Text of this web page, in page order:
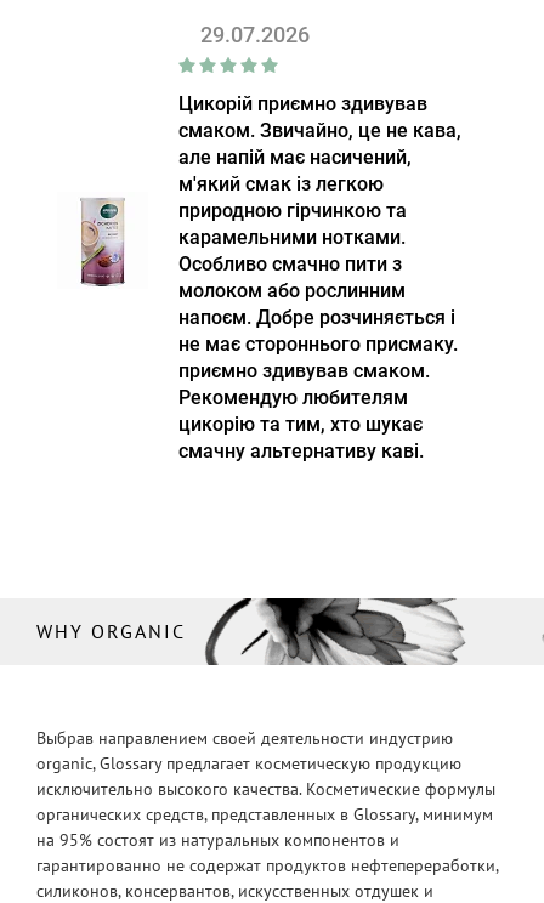
29.07.2026
Цикорій приємно здивував
смаком. Звичайно, це не кава,
але напій має насичений,
м'який смак із легкою
природною гірчинкою та
карамельними нотками.
Особливо смачно пити з
молоком або рослинним
напоєм. Добре розчиняється і
не має стороннього присмаку.
приємно здивував смаком.
Рекомендую любителям
цикорію та тим, хто шукає
смачну альтернативу каві.
WHY ORGANIC
Выбрав направлением своей деятельности индустрию
organic, Glossary предлагает косметическую продукцию
исключительно высокого качества. Косметические формулы
органических средств, представленных в Glossary, минимум
на 95% состоят из натуральных компонентов и
гарантированно не содержат продуктов нефтепереработки,
силиконов, консервантов, искусственных отдушек и